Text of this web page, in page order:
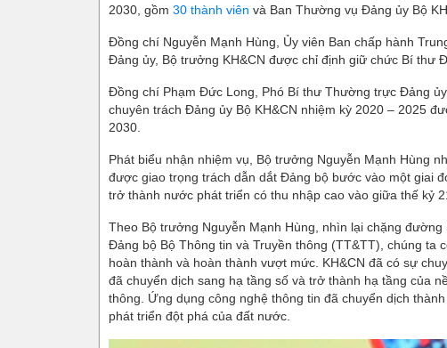
2030, gồm 30 thành viên và Ban Thường vụ Đảng ủy Bộ
Đồng chí Nguyễn Mạnh Hùng, Ủy viên Ban chấp hành
Đảng ủy, Bộ trưởng KH&CN được chỉ định giữ chức Bí thư
Đồng chí Phạm Đức Long, Phó Bí thư Thường trực Đảng
chuyên trách Đảng ủy Bộ KH&CN nhiệm kỳ 2020 – 2025
2030.
Phát biểu nhận nhiệm vụ, Bộ trưởng Nguyễn Mạnh Hùng
được giao trọng trách dẫn dắt Đảng bộ bước vào một giai
trở thành nước phát triển có thu nhập cao vào giữa thế kỷ
Theo Bộ trưởng Nguyễn Mạnh Hùng, nhìn lại chặng
Đảng bộ Bộ Thông tin và Truyền thông (TT&TT), chúng
hoàn thành và hoàn thành vượt mức. KH&CN đã có sự
đã chuyển dịch sang hạ tầng số và trở thành hạ tầng của
thông. Ứng dụng công nghệ thông tin đã chuyển dịch
phát triển đột phá của đất nước.